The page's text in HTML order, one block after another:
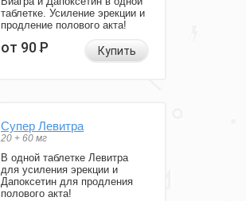
таблетке. Усиление эрекции и
продление полового акта!
от 90Р Купить
Супер Левитра
20 + 60 мг
В одной таблетке Левитра
для усиления эрекции и
Дапоксетин для продления
полового акта!